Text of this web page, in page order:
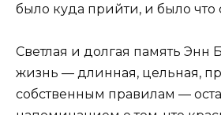
было куда прийти, и было что
Светлая и долгая память Энн
жизнь — длинная, цельная,
собственным правилам —